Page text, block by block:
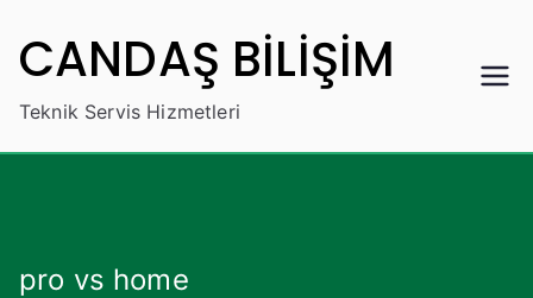
geçCANDAŞ BİLİŞİM
Teknik Servis Hizmetleri
pro vs home